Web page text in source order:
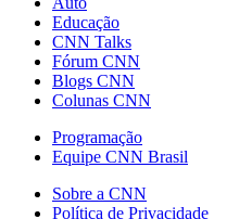
Educação
CNN Talks
Fórum CNN
Blogs CNN
Colunas CNN
Programação
Equipe CNN Brasil
Sobre a CNN
Política de Privacidade